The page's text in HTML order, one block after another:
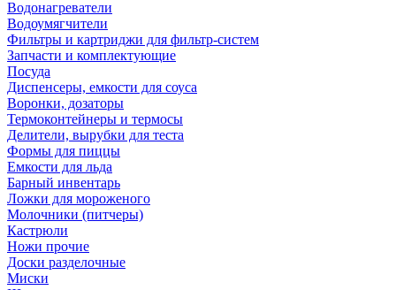
Водонагреватели
Водоумягчители
Фильтры и картриджи для фильтр-систем
Запчасти и комплектующие
Посуда
Диспенсеры, емкости для соуса
Воронки, дозаторы
Термоконтейнеры и термосы
Делители, вырубки для теста
Формы для пиццы
Емкости для льда
Барный инвентарь
Ложки для мороженого
Молочники (питчеры)
Кастрюли
Ножи прочие
Доски разделочные
Миски